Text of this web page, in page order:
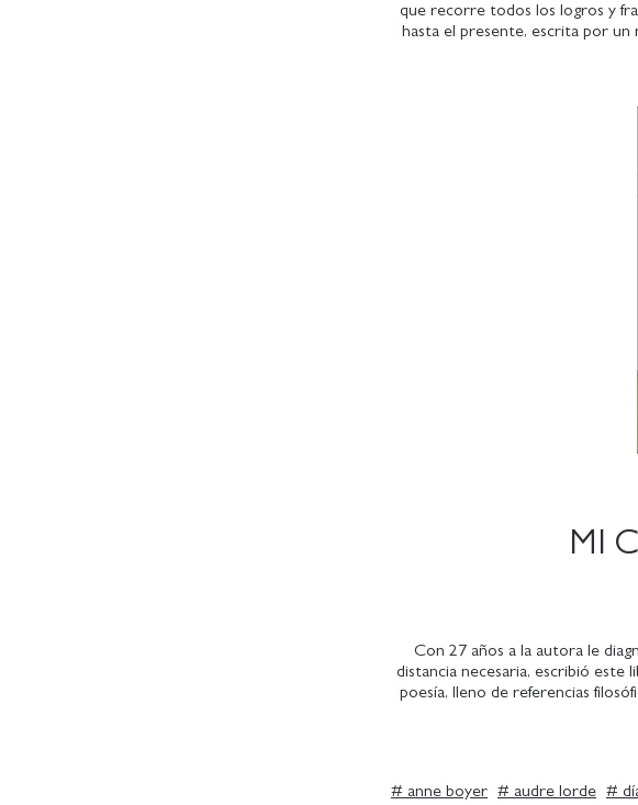
que recorre todos los logros y
hasta el presente, escrita por
MI
Con 27 años a la autora le
distancia necesaria, escribió
poesía, lleno de referencias
# anne boyer # audre lorde #